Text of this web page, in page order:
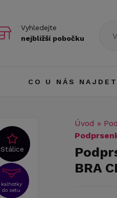
Vyhledejte
nejbližší pobočku
CO U NÁS
Stálice
kalhotky
do setu
Úvod »
BRA